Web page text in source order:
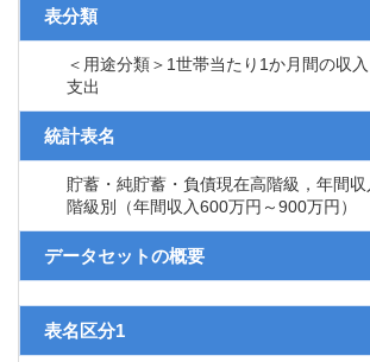
表分類
＜用途分類＞1世帯当たり1か月間の収入
支出
統計表名
貯蓄・純貯蓄・負債現在高階級，年間収
階級別（年間収入600万円～900万円）
データセットの概要
表名区分1